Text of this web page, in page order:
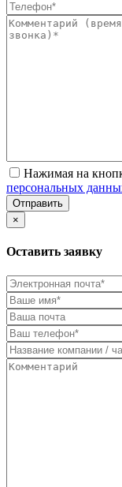
Нажимая на
персональных
Отправить
×
Оставить заявку